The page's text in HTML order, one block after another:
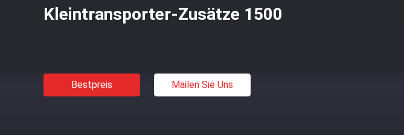
Kleintransporter-Zusätze 1500
Bestpreis Mailen Sie Uns